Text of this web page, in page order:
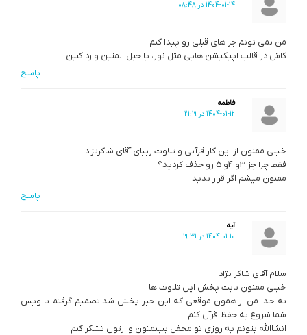
1404-01-14 در 08:48
من نمی تونم جز های قبلی رو پیدا کنم
کاش در قالب اپیکیشن هایی مثل نور، یا حبل المتین وارد کنین
پاسخ
فاطمه
1404-01-12 در 21:19
خیلی ممنون از این کار قرآنی و تلاوت زیبای آقای شاکرنژاد
فقط چرا جز 3و 4و 5 رو حذف کردید؟
ممنون میشم اگر قرار بدید
پاسخ
آیه
1404-01-10 در 19:31
سلام آقای شاکر نژاد
خیلی ممنون بابت پخش این تلاوت ها
به خدا من از همون موقعی که این خبر پخش شد تصمیم گرفتم با ویس
شما شروع به حفظ قرآن کنم
انشاالله بتونم یه روزی تو محفل ببینمتون و ازتون تشکر کنم